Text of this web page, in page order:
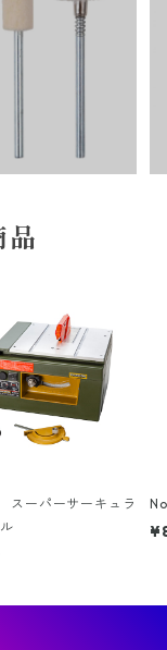
品
ーパーサーキュラ